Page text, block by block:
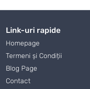
Link-uri rapide
Homepage
Termeni și Condiții
Blog Page
Contact